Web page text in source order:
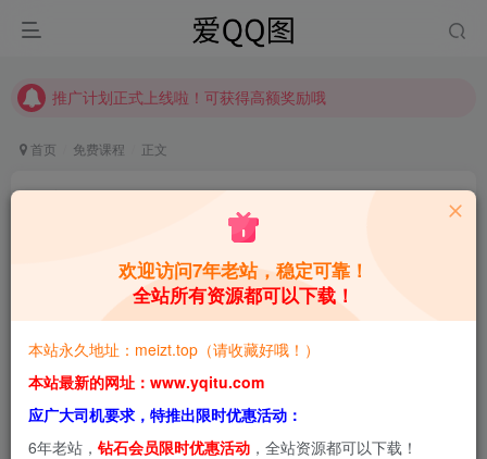
推广计划正式上线啦！可获得高额奖励哦
推广计划正式上线啦！可获得高额奖励哦
首页 免费课程 正文
1年前更新
0 2.5W+
本站预览图进行了压缩和水印，原图无压缩，无本站水
欢迎访问7年老站，稳定可靠！
全站所有资源都可以下载！
本站永久地址：meizt.top（请收藏好哦！）
本站最新的网址：www.yqitu.com
应广大司机要求，特推出限时优惠活动：
6年老站， 钻石会员限时优惠活动 ，全站资源都可以下载！